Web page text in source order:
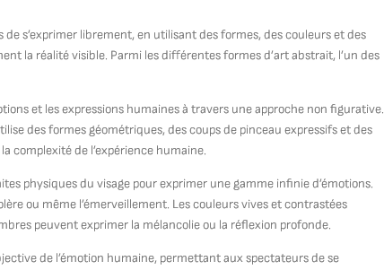
s’exprimer librement, en utilisant des formes, des couleurs et des
la réalité visible. Parmi les différentes formes d’art abstrait, l’un des
et les expressions humaines à travers une approche non figurative.
des formes géométriques, des coups de pinceau expressifs et des
complexité de l’expérience humaine.
physiques du visage pour exprimer une gamme infinie d’émotions.
ou même l’émerveillement. Les couleurs vives et contrastées
peuvent exprimer la mélancolie ou la réflexion profonde.
de l’émotion humaine, permettant aux spectateurs de se